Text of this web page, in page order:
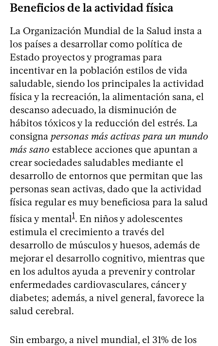
Beneficios de la actividad física
La Organización Mundial de la Salud insta a
los países a desarrollar como política de
Estado proyectos y programas para
incentivar en la población estilos de vida
saludable, siendo los principales la actividad
física y la recreación, la alimentación sana, el
descanso adecuado, la disminución de
hábitos tóxicos y la reducción del estrés. La
consigna personas más activas para un mundo
más sano establece acciones que apuntan a
crear sociedades saludables mediante el
desarrollo de entornos que permitan que las
personas sean activas, dado que la actividad
física regular es muy beneficiosa para la salud
física y mental1. En niños y adolescentes
estimula el crecimiento a través del
desarrollo de músculos y huesos, además de
mejorar el desarrollo cognitivo, mientras que
en los adultos ayuda a prevenir y controlar
enfermedades cardiovasculares, cáncer y
diabetes; además, a nivel general, favorece la
salud cerebral.
Sin embargo, a nivel mundial, el 31% de los